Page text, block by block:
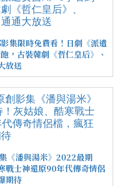
集限時免費看！日劇《派遣
，古裝韓劇《哲仁皇后》、
放送
《潘與湯米》2022最期
戰士神還原90年代傳奇情侶
期待